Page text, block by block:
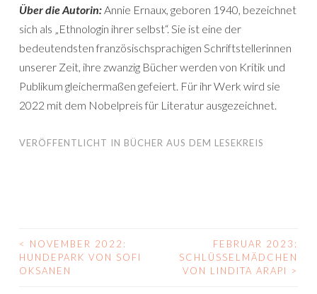
Über die Autorin:Annie Ernaux, geboren 1940, bezeichnet
sich als „Ethnologin ihrer selbst“. Sie ist eine der
bedeutendsten französischsprachigen Schriftstellerinnen
unserer Zeit, ihre zwanzig Bücher werden von Kritik und
Publikum gleichermaßen gefeiert. Für ihr Werk wird sie
2022 mit dem Nobelpreis für Literatur ausgezeichnet.
VERÖFFENTLICHT IN BÜCHER AUS DEM LESEKREIS
BEITRAGS-
NAVIGATION
<
NOVEMBER 2022:
HUNDEPARK VON SOFI
OKSANEN
FEBRUAR 2023:
SCHLÜSSELMÄDCHEN
VON LINDITA ARAPI
>